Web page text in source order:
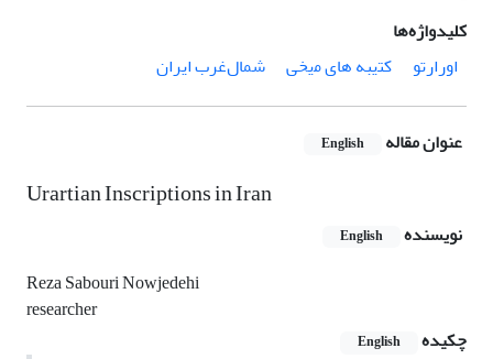
کلیدواژه‌ها
اورارﺗﻮ
ﻛﺘیبه های ﻣیخی ﺷﻤﺎلﻏﺮب اﻳﺮان
عنوان مقاله English
Urartian Inscriptions in Iran
نویسنده English
Reza Sabouri Nowjedehi
researcher
چکیده
English